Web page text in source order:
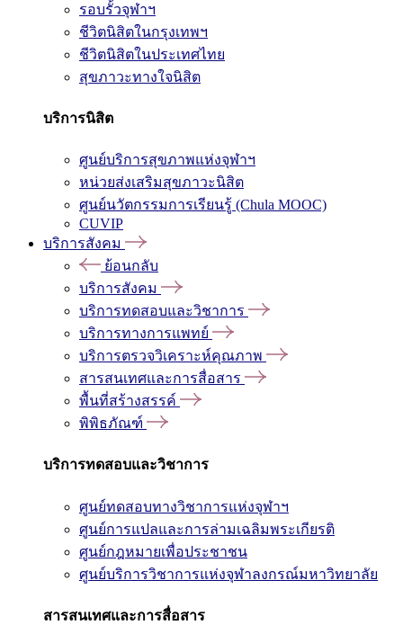
รอบรั้วจุฬาฯ
ชีวิตนิสิตในกรุงเทพฯ
ชีวิตนิสิตในประเทศไทย
สุขภาวะทางใจนิสิต
บริการนิสิต
ศูนย์บริการสุขภาพแห่งจุฬาฯ
หน่วยส่งเสริมสุขภาวะนิสิต
ศูนย์นวัตกรรมการเรียนรู้ (Chula MOOC)
CUVIP
บริการสังคม
ย้อนกลับ
บริการสังคม
บริการทดสอบและวิชาการ
บริการทางการแพทย์
บริการตรวจวิเคราะห์คุณภาพ
สารสนเทศและการสื่อสาร
พื้นที่สร้างสรรค์
พิพิธภัณฑ์
บริการทดสอบและวิชาการ
ศูนย์ทดสอบทางวิชาการแห่งจุฬาฯ
ศูนย์การแปลและการล่ามเฉลิมพระเกียรติ
ศูนย์กฎหมายเพื่อประชาชน
ศูนย์บริการวิชาการแห่งจุฬาลงกรณ์มหาวิทยาลัย
สารสนเทศและการสื่อสาร